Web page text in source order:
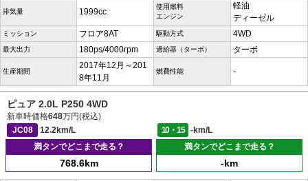
排気量 1999cc
使用燃料
エンジン
軽油
ディーゼル
ミッション フロア8AT 駆動方式 4WD
最大出力 180ps/4000rpm 過給器（ターボ） ターボ
生産期間
2017年12月～201
8年11月
燃費性能 -
ピュア 2.0L P250 4WD
新車時価格648万円(税込)
JC08
12.2km/L 10・15
-km/L
満タンでどこまで走る？
768.6km
満タンでどこまで走る？
-km